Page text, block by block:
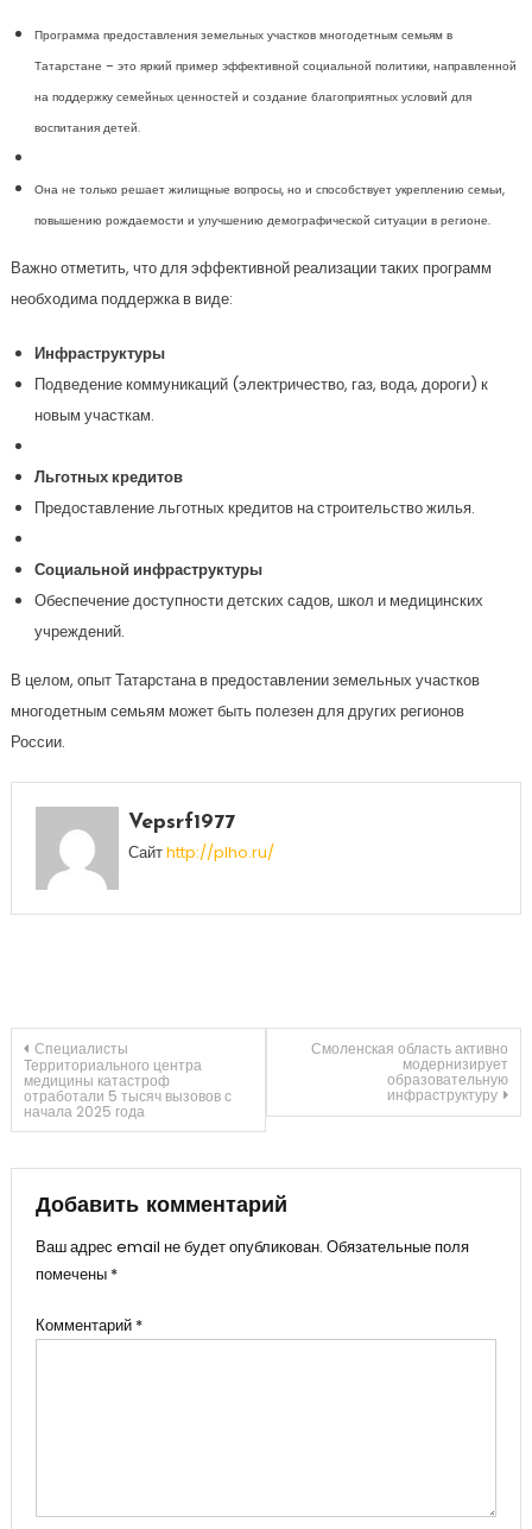
Программа предоставления земельных участков многодетным семьям в
Татарстане – это яркий пример эффективной социальной политики, направленной
на поддержку семейных ценностей и создание благоприятных условий для
воспитания детей.
Она не только решает жилищные вопросы, но и способствует укреплению семьи,
повышению рождаемости и улучшению демографической ситуации в регионе.
Важно отметить, что для эффективной реализации таких программ
необходима поддержка в виде:
Инфраструктуры
Подведение коммуникаций (электричество, газ, вода, дороги) к
новым участкам.
Льготных кредитов
Предоставление льготных кредитов на строительство жилья.
Социальной инфраструктуры
Обеспечение доступности детских садов, школ и медицинских
учреждений.
В целом, опыт Татарстана в предоставлении земельных участков
многодетным семьям может быть полезен для других регионов
России.
Vepsrf1977
Сайтhttp://plho.ru/
Навигация
по
записям
Специалисты
Территориального центра
медицины катастроф
отработали 5 тысяч вызовов с
начала 2025 года
Смоленская область активно
модернизирует
образовательную
инфраструктуру
Добавить комментарий
Ваш адрес email не будет опубликован. Обязательные поля
помечены *
Комментарий *